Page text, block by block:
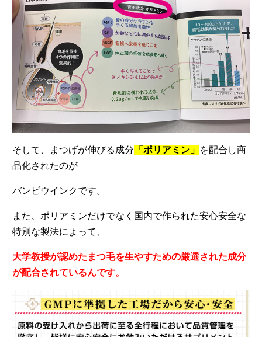
そして、まつげが伸びる成分 「ポリアミン」 を配合し商
品化されたのが
バンビウインクです。
また、ポリアミンだけでなく国内で作られた安心安全な
特別な製法によって、
大学教授が認めたまつ毛を生やすための厳選された成分
が配合されているんです。